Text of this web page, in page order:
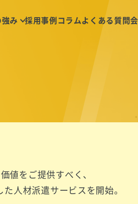
み 採用事例コラムよくある質問
値をご提供すべく、
人材派遣サービスを開始。